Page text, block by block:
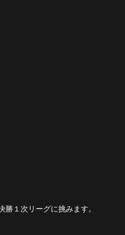
勝１次リーグに挑みます。